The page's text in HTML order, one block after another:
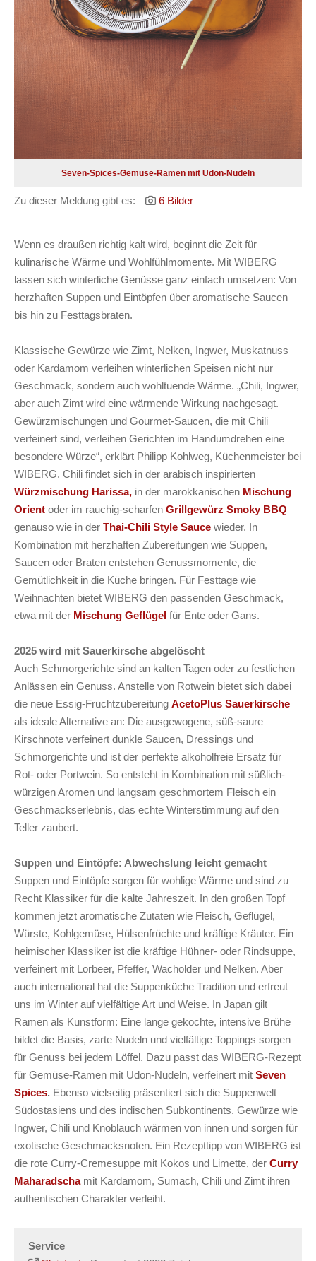
Seven-Spices-Gemüse-Ramen mit Udon-Nudeln
Zu dieser Meldung gibt es: 6 Bilder
Wenn es draußen richtig kalt wird, beginnt die Zeit für
kulinarische Wärme und Wohlfühlmomente. Mit WIBERG
lassen sich winterliche Genüsse ganz einfach umsetzen: Von
herzhaften Suppen und Eintöpfen über aromatische Saucen
bis hin zu Festtagsbraten.
Klassische Gewürze wie Zimt, Nelken, Ingwer, Muskatnuss
oder Kardamom verleihen winterlichen Speisen nicht nur
Geschmack, sondern auch wohltuende Wärme. „Chili, Ingwer,
aber auch Zimt wird eine wärmende Wirkung nachgesagt.
Gewürzmischungen und Gourmet-Saucen, die mit Chili
verfeinert sind, verleihen Gerichten im Handumdrehen eine
besondere Würze“, erklärt Philipp Kohlweg, Küchenmeister bei
WIBERG. Chili findet sich in der arabisch inspirierten
Würzmischung Harissa, in der marokkanischen Mischung
Orient oder im rauchig-scharfen Grillgewürz Smoky BBQ
genauso wie in der Thai-Chili Style Sauce wieder. In
Kombination mit herzhaften Zubereitungen wie Suppen,
Saucen oder Braten entstehen Genussmomente, die
Gemütlichkeit in die Küche bringen. Für Festtage wie
Weihnachten bietet WIBERG den passenden Geschmack,
etwa mit der Mischung Geflügel für Ente oder Gans.
2025 wird mit Sauerkirsche abgelöscht
Auch Schmorgerichte sind an kalten Tagen oder zu festlichen
Anlässen ein Genuss. Anstelle von Rotwein bietet sich dabei
die neue Essig-Fruchtzubereitung AcetoPlus Sauerkirsche
als ideale Alternative an: Die ausgewogene, süß-saure
Kirschnote verfeinert dunkle Saucen, Dressings und
Schmorgerichte und ist der perfekte alkoholfreie Ersatz für
Rot- oder Portwein. So entsteht in Kombination mit süßlich-
würzigen Aromen und langsam geschmortem Fleisch ein
Geschmackserlebnis, das echte Winterstimmung auf den
Teller zaubert.
Suppen und Eintöpfe: Abwechslung leicht gemacht
Suppen und Eintöpfe sorgen für wohlige Wärme und sind zu
Recht Klassiker für die kalte Jahreszeit. In den großen Topf
kommen jetzt aromatische Zutaten wie Fleisch, Geflügel,
Würste, Kohlgemüse, Hülsenfrüchte und kräftige Kräuter. Ein
heimischer Klassiker ist die kräftige Hühner- oder Rindsuppe,
verfeinert mit Lorbeer, Pfeffer, Wacholder und Nelken. Aber
auch international hat die Suppenküche Tradition und erfreut
uns im Winter auf vielfältige Art und Weise. In Japan gilt
Ramen als Kunstform: Eine lange gekochte, intensive Brühe
bildet die Basis, zarte Nudeln und vielfältige Toppings sorgen
für Genuss bei jedem Löffel. Dazu passt das WIBERG-Rezept
für Gemüse-Ramen mit Udon-Nudeln, verfeinert mit Seven
Spices. Ebenso vielseitig präsentiert sich die Suppenwelt
Südostasiens und des indischen Subkontinents. Gewürze wie
Ingwer, Chili und Knoblauch wärmen von innen und sorgen für
exotische Geschmacksnoten. Ein Rezepttipp von WIBERG ist
die rote Curry-Cremesuppe mit Kokos und Limette, der Curry
Maharadscha mit Kardamom, Sumach, Chili und Zimt ihren
authentischen Charakter verleiht.
Service